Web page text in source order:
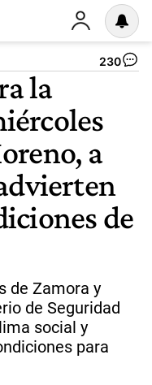
230
la
a
de
de Zamora y
de Seguridad
social y
para